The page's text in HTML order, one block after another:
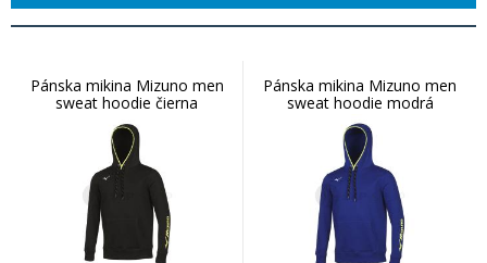
Pánska mikina Mizuno men
sweat hoodie čierna
Pánska mikina Mizuno men
sweat hoodie modrá